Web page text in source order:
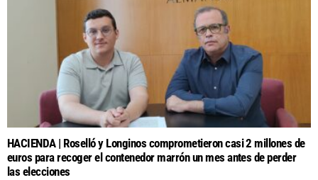
HACIENDA | Roselló y Longinos comprometieron casi 2 millones de
euros para recoger el contenedor marrón un mes antes de perder
las elecciones